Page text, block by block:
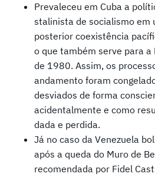
Prevaleceu em Cuba a
stalinista de socialismo em
posterior coexistência
o que também serve para a
de 1980. Assim, os
andamento foram
desviados de forma
acidentalmente e como
dada e perdida.
Já no caso da Venezuela
após a queda do Muro de
recomendada por Fidel